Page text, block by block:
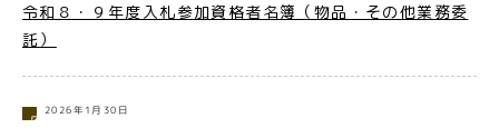
令和８・９年度入札参加資格者名簿（物品・その他業務委
託）
2026年1月30日